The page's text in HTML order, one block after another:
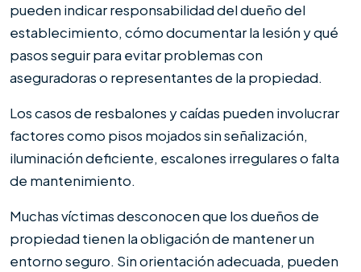
pueden indicar responsabilidad del dueño del
establecimiento, cómo documentar la lesión y qué
pasos seguir para evitar problemas con
aseguradoras o representantes de la propiedad.
Los casos de resbalones y caídas pueden involucrar
factores como pisos mojados sin señalización,
iluminación deficiente, escalones irregulares o falta
de mantenimiento.
Muchas víctimas desconocen que los dueños de
propiedad tienen la obligación de mantener un
entorno seguro. Sin orientación adecuada, pueden